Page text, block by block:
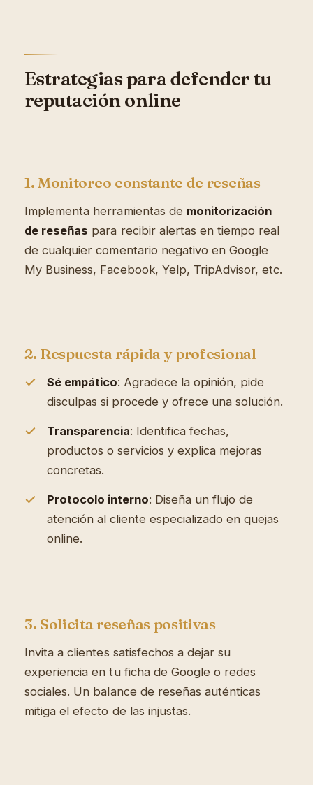
Estrategias para defender tu
reputación online
1. Monitoreo constante de reseñas
Implementa herramientas de monitorización
de reseñas para recibir alertas en tiempo real
de cualquier comentario negativo en Google
My Business, Facebook, Yelp, TripAdvisor, etc.
2. Respuesta rápida y profesional
Sé empático: Agradece la opinión, pide
disculpas si procede y ofrece una solución.
Transparencia: Identifica fechas,
productos o servicios y explica mejoras
concretas.
Protocolo interno: Diseña un flujo de
atención al cliente especializado en quejas
online.
3. Solicita reseñas positivas
Invita a clientes satisfechos a dejar su
experiencia en tu ficha de Google o redes
sociales. Un balance de reseñas auténticas
mitiga el efecto de las injustas.